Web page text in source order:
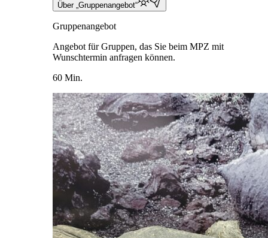
Über „Gruppenangebot“
Gruppenangebot
Angebot für Gruppen, das Sie beim MPZ mit
Wunschtermin anfragen können.
60 Min.